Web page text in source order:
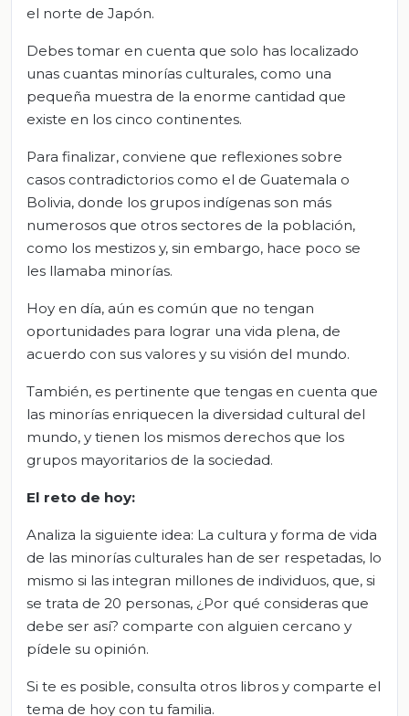
el norte de Japón.
Debes tomar en cuenta que solo has localizado
unas cuantas minorías culturales, como una
pequeña muestra de la enorme cantidad que
existe en los cinco continentes.
Para finalizar, conviene que reflexiones sobre
casos contradictorios como el de Guatemala o
Bolivia, donde los grupos indígenas son más
numerosos que otros sectores de la población,
como los mestizos y, sin embargo, hace poco se
les llamaba minorías.
Hoy en día, aún es común que no tengan
oportunidades para lograr una vida plena, de
acuerdo con sus valores y su visión del mundo.
También, es pertinente que tengas en cuenta que
las minorías enriquecen la diversidad cultural del
mundo, y tienen los mismos derechos que los
grupos mayoritarios de la sociedad.
El reto de hoy:
Analiza la siguiente idea: La cultura y forma de vida
de las minorías culturales han de ser respetadas, lo
mismo si las integran millones de individuos, que, si
se trata de 20 personas, ¿Por qué consideras que
debe ser así? comparte con alguien cercano y
pídele su opinión.
Si te es posible, consulta otros libros y comparte el
tema de hoy con tu familia.